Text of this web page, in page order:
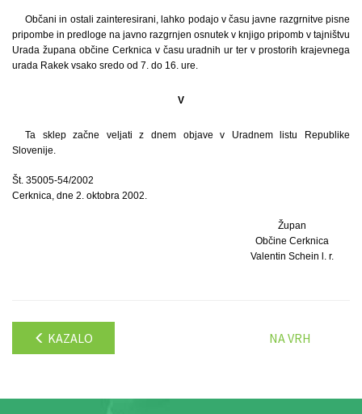
Občani in ostali zainteresirani, lahko podajo v času javne razgrnitve pisne
pripombe in predloge na javno razgrnjen osnutek v knjigo pripomb v tajništvu
Urada župana občine Cerknica v času uradnih ur ter v prostorih krajevnega
urada Rakek vsako sredo od 7. do 16. ure.
V
Ta sklep začne veljati z dnem objave v Uradnem listu Republike
Slovenije.
Št. 35005-54/2002
Cerknica, dne 2. oktobra 2002.
Župan
Občine Cerknica
Valentin Schein l. r.
KAZALO NA VRH